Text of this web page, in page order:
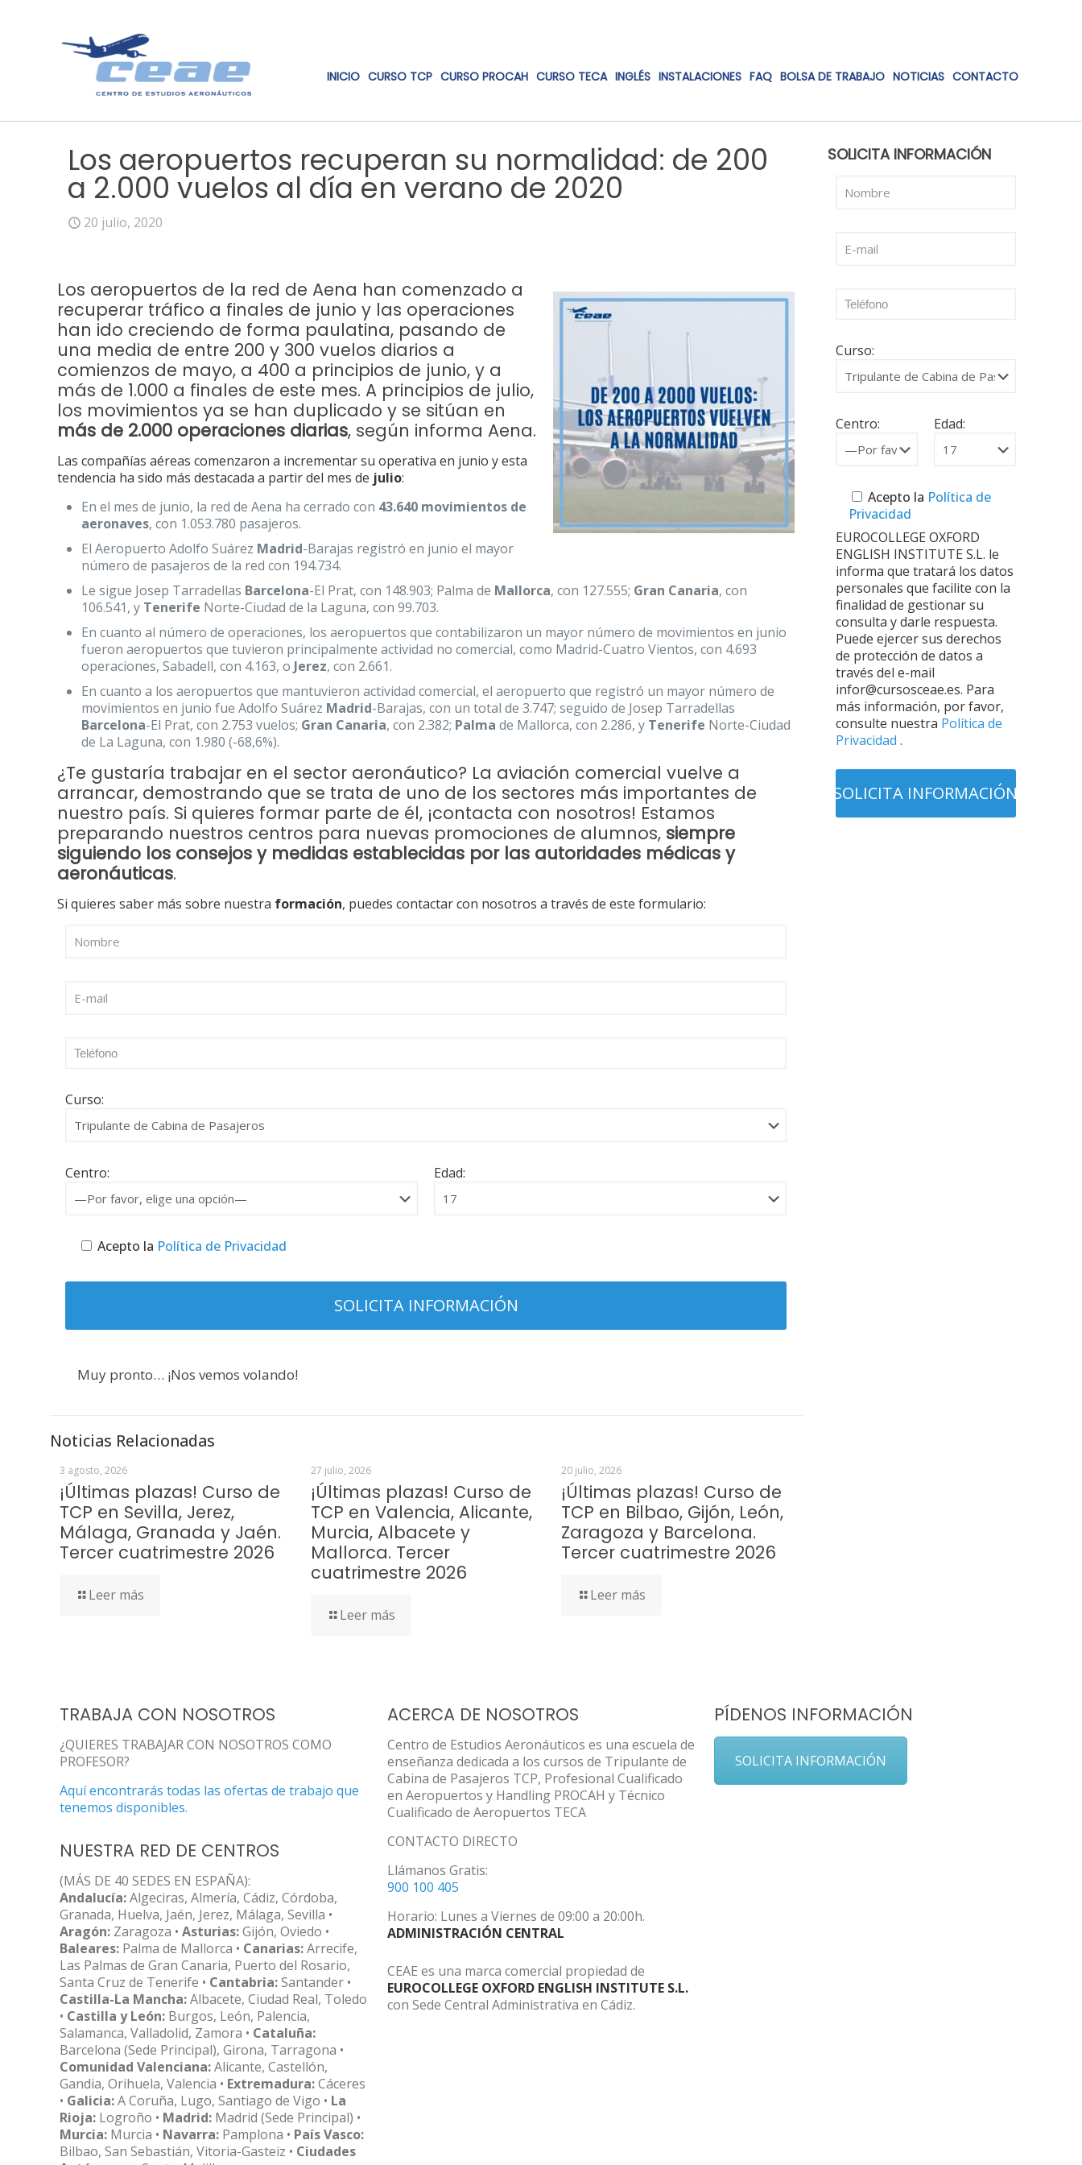
INICIO CURSO TCP CURSO PROCAH CURSO TECA INGLÉS INSTALACIONES FAQ BOLSA DE TRABAJO NOTICIAS CONTACTO
Los aeropuertos recuperan su normalidad: de 200
a 2.000 vuelos al día en verano de 2020
20 julio, 2020
Los aeropuertos de la red de Aena han comenzado a
recuperar tráfico a finales de junio y las operaciones
han ido creciendo de forma paulatina, pasando de
una media de entre 200 y 300 vuelos diarios a
comienzos de mayo, a 400 a principios de junio, y a
más de 1.000 a finales de este mes. A principios de julio,
los movimientos ya se han duplicado y se sitúan en
más de 2.000 operaciones diarias, según informa Aena.
Las compañías aéreas comenzaron a incrementar su operativa en junio y esta
tendencia ha sido más destacada a partir del mes de julio:
En el mes de junio, la red de Aena ha cerrado con 43.640 movimientos de
aeronaves, con 1.053.780 pasajeros.
El Aeropuerto Adolfo Suárez Madrid-Barajas registró en junio el mayor
número de pasajeros de la red con 194.734.
Le sigue Josep Tarradellas Barcelona-El Prat, con 148.903; Palma de Mallorca, con 127.555; Gran Canaria, con
106.541, y Tenerife Norte-Ciudad de la Laguna, con 99.703.
En cuanto al número de operaciones, los aeropuertos que contabilizaron un mayor número de movimientos en junio
fueron aeropuertos que tuvieron principalmente actividad no comercial, como Madrid-Cuatro Vientos, con 4.693
operaciones, Sabadell, con 4.163, o Jerez, con 2.661.
En cuanto a los aeropuertos que mantuvieron actividad comercial, el aeropuerto que registró un mayor número de
movimientos en junio fue Adolfo Suárez Madrid-Barajas, con un total de 3.747; seguido de Josep Tarradellas
Barcelona-El Prat, con 2.753 vuelos; Gran Canaria, con 2.382; Palma de Mallorca, con 2.286, y Tenerife Norte-Ciudad
de La Laguna, con 1.980 (-68,6%).
¿Te gustaría trabajar en el sector aeronáutico? La aviación comercial vuelve a
arrancar, demostrando que se trata de uno de los sectores más importantes de
nuestro país. Si quieres formar parte de él, ¡contacta con nosotros! Estamos
preparando nuestros centros para nuevas promociones de alumnos, siempre
siguiendo los consejos y medidas establecidas por las autoridades médicas y
aeronáuticas.
Si quieres saber más sobre nuestra formación, puedes contactar con nosotros a través de este formulario:
Curso:
Centro: Edad:
Acepto la Política de Privacidad
Muy pronto… ¡Nos vemos volando!
Noticias Relacionadas
3 agosto, 2026
¡Últimas plazas! Curso de
TCP en Sevilla, Jerez,
Málaga, Granada y Jaén.
Tercer cuatrimestre 2026
Leer más
27 julio, 2026
¡Últimas plazas! Curso de
TCP en Valencia, Alicante,
Murcia, Albacete y
Mallorca. Tercer
cuatrimestre 2026
Leer más
20 julio, 2026
¡Últimas plazas! Curso de
TCP en Bilbao, Gijón, León,
Zaragoza y Barcelona.
Tercer cuatrimestre 2026
Leer más
SOLICITA INFORMACIÓN
Curso:
Centro: Edad:
Acepto la Política de
Privacidad
EUROCOLLEGE OXFORD
ENGLISH INSTITUTE S.L. le
informa que tratará los datos
personales que facilite con la
finalidad de gestionar su
consulta y darle respuesta.
Puede ejercer sus derechos
de protección de datos a
través del e-mail
infor@cursosceae.es. Para
más información, por favor,
consulte nuestra Política de
Privacidad .
TRABAJA CON NOSOTROS
¿QUIERES TRABAJAR CON NOSOTROS COMO
PROFESOR?
Aquí encontrarás todas las ofertas de trabajo que
tenemos disponibles.
NUESTRA RED DE CENTROS
(MÁS DE 40 SEDES EN ESPAÑA):
Andalucía:Algeciras, Almería, Cádiz, Córdoba,
Granada, Huelva, Jaén, Jerez, Málaga, Sevilla •
Aragón: Zaragoza • Asturias:Gijón, Oviedo •
Baleares: Palma de Mallorca • Canarias:Arrecife,
Las Palmas de Gran Canaria, Puerto del Rosario,
Santa Cruz de Tenerife • Cantabria:Santander •
Castilla-La Mancha:Albacete, Ciudad Real, Toledo
• Castilla y León: Burgos, León, Palencia,
Salamanca, Valladolid, Zamora • Cataluña:
Barcelona (Sede Principal), Girona, Tarragona •
Comunidad Valenciana:Alicante, Castellón,
Gandia, Orihuela, Valencia • Extremadura:Cáceres
• Galicia:A Coruña, Lugo, Santiago de Vigo • La
Rioja: Logroño • Madrid: Madrid (Sede Principal) •
Murcia: Murcia • Navarra: Pamplona • País Vasco:
Bilbao, San Sebastián, Vitoria-Gasteiz • Ciudades
ACERCA DE NOSOTROS
Centro de Estudios Aeronáuticos es una escuela de
enseñanza dedicada a los cursos de Tripulante de
Cabina de Pasajeros TCP, Profesional Cualificado
en Aeropuertos y Handling PROCAH y Técnico
Cualificado de Aeropuertos TECA
CONTACTO DIRECTO
Llámanos Gratis:
900 100 405
Horario: Lunes a Viernes de 09:00 a 20:00h.
ADMINISTRACIÓN CENTRAL
CEAE es una marca comercial propiedad de
EUROCOLLEGE OXFORD ENGLISH INSTITUTE S.L.
con Sede Central Administrativa en Cádiz.
PÍDENOS INFORMACIÓN
SOLICITA INFORMACIÓN